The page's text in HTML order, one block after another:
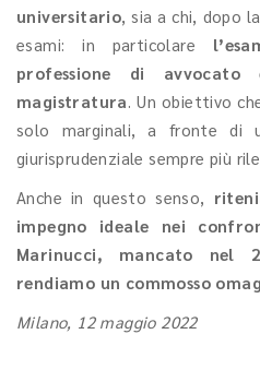
universitario, sia a chi, dopo
esami: in particolare
professione di
magistratura. Un obiettivo
solo marginali, a fronte di
giurisprudenziale sempre più
Anche in questo senso,
impegno ideale nei
Marinucci, mancato nel
rendiamo un commosso
Milano, 12 maggio 2022